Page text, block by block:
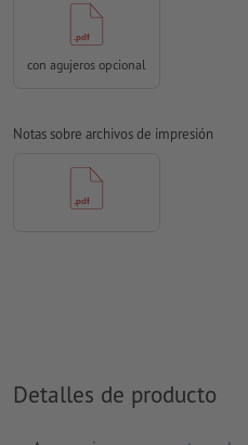
para papel no cuché
No corregimos las
Loscomentariosserán
El contenido en los
con agujeros opcional
Notas sobre archivos de impresión
Detalles de producto